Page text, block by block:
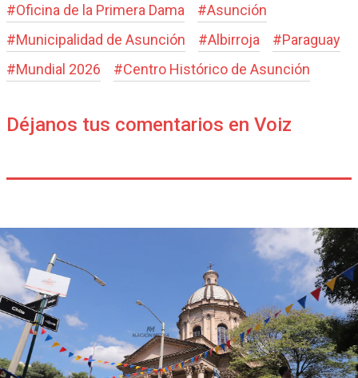
#Oficina de la Primera Dama #Asunción
#Municipalidad de Asunción #Albirroja #Paraguay
#Mundial 2026 #Centro Histórico de Asunción
Déjanos tus comentarios en Voiz